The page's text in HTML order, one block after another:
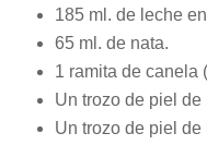
185 ml. de leche
65 ml. de nata.
1 ramita de canela
Un trozo de piel de
Un trozo de piel de